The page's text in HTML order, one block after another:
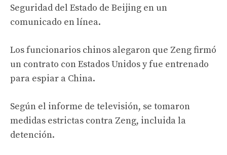
Seguridad del Estado de Beijing en un
comunicado en línea.
Los funcionarios chinos alegaron que Zeng firmó
un contrato con Estados Unidos y fue entrenado
para espiar a China.
Según el informe de televisión, se tomaron
medidas estrictas contra Zeng, incluida la
detención.